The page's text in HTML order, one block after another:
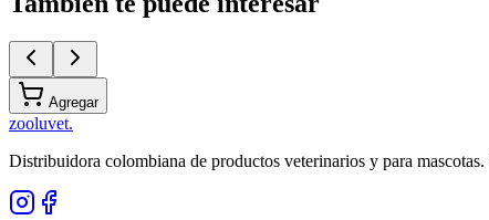
Agregar
zooluvet.
Distribuidora colombiana de productos veterinarios y para mascotas.